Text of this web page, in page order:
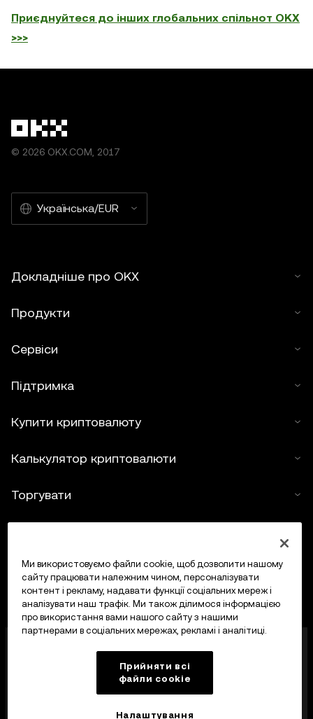
Приєднуйтеся до інших глобальних спільнот OKX
>>>
© 2026 OKX.COM, 2017
Українська/EUR
Докладніше про OKX
Продукти
Сервіси
Підтримка
Купити криптовалюту
Калькулятор криптовалюти
Торгувати
назвою OKX, тепер є криптоактивною торгівельною
платформою, авторизованою Управлінням
фінансових послуг Мальти (MFSA) як постачальник
криптоактивних послуг відповідно до статті 28
Закону про криптоактиви (розділ 647
Ми використовуємо файли cookie, щоб дозволити нашому
сайту працювати належним чином, персоналізувати
контент і рекламу, надавати функції соціальних мереж і
аналізувати наш трафік. Ми також ділимося інформацією
про використання вами нашого сайту з нашими
партнерами в соціальних мережах, рекламі і аналітиці.
Прийняти всі
файли сookie
Налаштування